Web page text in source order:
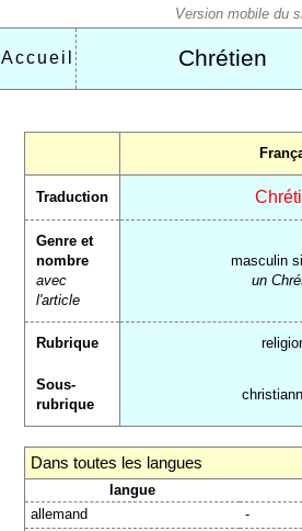
Accueil Chrétien
Traduction
Genre et
nombre
avec
l'article
masculin
un
Rubrique
Sous-
rubrique
Dans toutes les langues
langue
allemand
-